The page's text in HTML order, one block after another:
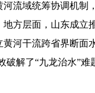
域统筹协调机制
方层面，山东成立
河干流跨省界断面
破解了“九龙治水”